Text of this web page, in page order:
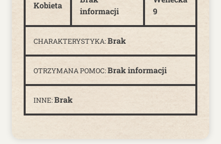
Kobieta
informacji
9
CHARAKTERYSTYKA:Brak
OTRZYMANA POMOC:Brak informacji
INNE:Brak